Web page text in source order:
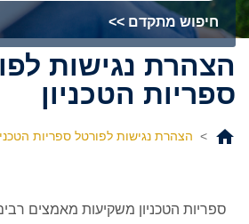
חיפוש מתקדם >>
הצהרת נגישות
ספריות הטכניון
> הצהרת נגישות לפורטל ספריות
ספריות הטכניון משקיעות מאמצים